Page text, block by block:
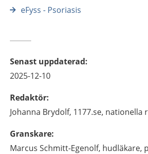
eFyss - Psoriasis
Senast uppdaterad:
2025-12-10
Redaktör:
Johanna Brydolf, 1177.se, nationella
Granskare:
Marcus Schmitt-Egenolf, hudläkare,